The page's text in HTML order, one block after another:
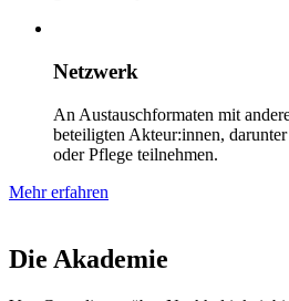
Netzwerk
An Austauschformaten mit
beteiligten Akteur:innen,
oder Pflege teilnehmen.
Mehr erfahren
Die Akademie